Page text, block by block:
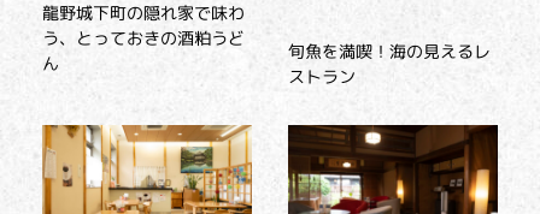
龍野城下町の隠れ家で味わ
う、とっておきの酒粕うど
ん
旬魚を満喫！海の見えるレ
ストラン